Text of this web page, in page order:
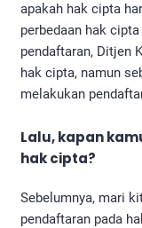
apakah hak cipta
perbedaan hak
pendaftaran, Ditjen
hak cipta, namun
melakukan
Lalu, kapan
hak cipta?
Sebelumnya, mari
pendaftaran pada